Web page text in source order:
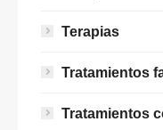
Terapias
Tratamientos
Tratamientos